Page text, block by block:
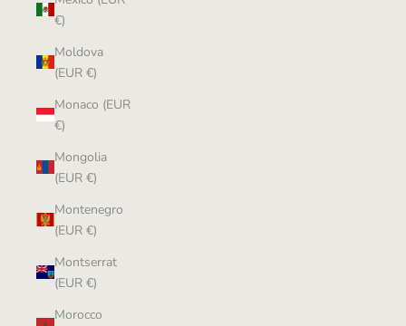
€)
Moldova
(EUR €)
Monaco (EUR
€)
Mongolia
(EUR €)
Montenegro
(EUR €)
Montserrat
(EUR €)
Morocco